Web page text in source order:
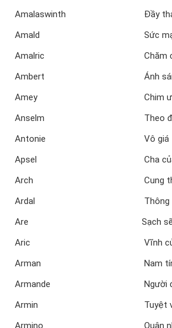
Amalaswinth
Đầy
Amald
Sức
Amalric
Chăm
Ambert
Ánh
Amey
Chim
Anselm
Theo
Antonie
Vô giá
Apsel
Cha
Arch
Cung
Ardal
Thông
Are
Sạch sẽ
Aric
Vĩnh
Arman
Nam
Armande
Người
Armin
Tuyệt
Armino
Quân